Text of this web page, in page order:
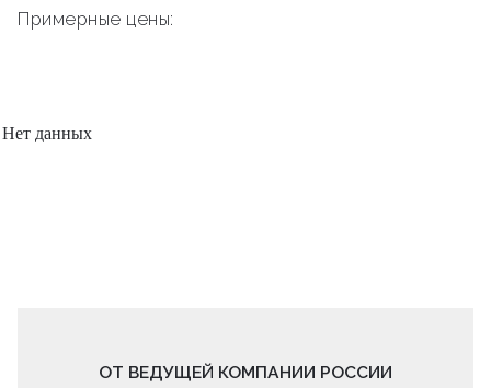
Примерные цены:
Нет данных
ОТ ВЕДУЩЕЙ КОМПАНИИ РОССИИ